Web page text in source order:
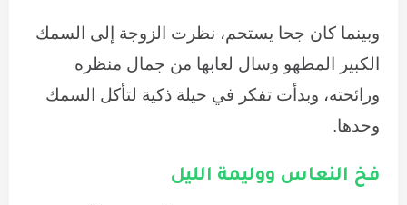
وبينما كان جحا يستحم، نظرت الزوجة إلى السمك
الكبير المطهو وسال لعابها من جمال منظره
ورائحته، وبدأت تفكر في حيلة ذكية لتأكل السمك
وحدها.
فخ النعاس ووليمة الليل